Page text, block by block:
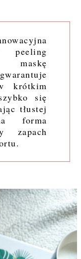
peeling
krótkim
się
tłustej
forma
zapach